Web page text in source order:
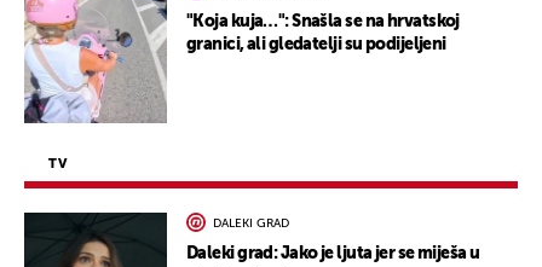
"Koja kuja…": Snašla se na hrvatskoj
granici, ali gledatelji su podijeljeni
TV
DALEKI GRAD
Daleki grad: Jako je ljuta jer se miješa u